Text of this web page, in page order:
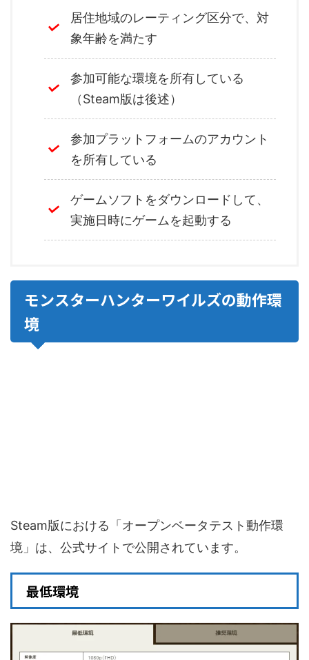
居住地域のレーティング区分で、対
象年齢を満たす
参加可能な環境を所有している
（Steam版は後述）
参加プラットフォームのアカウント
を所有している
ゲームソフトをダウンロードして、
実施日時にゲームを起動する
モンスターハンターワイルズの動作環
境
Steam版における「オープンベータテスト動作環
境」は、公式サイトで公開されています。
最低環境